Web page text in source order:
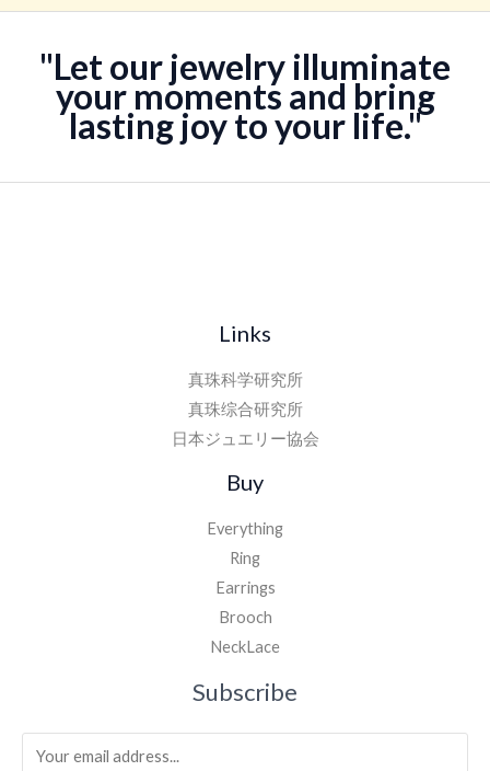
8
8
8
。
8
,
8
。
&
l
"Let our jewelry illuminate
your moments and bring
lasting joy to your life."
Links
真珠科学研究所
真珠综合研究所
日本ジュエリー協会
Buy
Everything
Ring
Earrings
Brooch
NeckLace
Subscribe